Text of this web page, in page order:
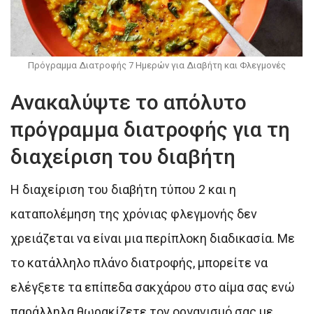
Πρόγραμμα Διατροφής 7 Ημερών για Διαβήτη και Φλεγμονές
Ανακαλύψτε το απόλυτο
πρόγραμμα διατροφής για τη
διαχείριση του διαβήτη
Η διαχείριση του διαβήτη τύπου 2 και η
καταπολέμηση της χρόνιας φλεγμονής δεν
χρειάζεται να είναι μια περίπλοκη διαδικασία. Με
το κατάλληλο πλάνο διατροφής, μπορείτε να
ελέγξετε τα επίπεδα σακχάρου στο αίμα σας ενώ